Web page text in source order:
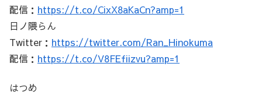
配信： https://t.co/CixX8aKaCn?amp=1
日ノ隈らん
Twitter： https://twitter.com/Ran_Hinokuma
配信： https://t.co/V8FEfiizvu?amp=1
はつめ